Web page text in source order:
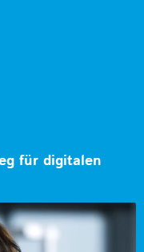
für digitalen